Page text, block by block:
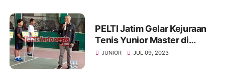
PELTI Jatim Gelar Kejuraan
Tenis Yunior Master di
Ponorogo
JUNIOR JUL 09, 2023